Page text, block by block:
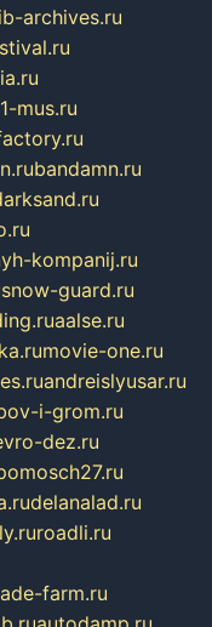
archives.ru
1-mus.ru
bandamn.ru
kompanij.ru
snow-guard.ru
aalse.ru
movie-one.ru
andreislyusar.ru
i-grom.ru
dez.ru
delanalad.ru
roadli.ru
farm.ru